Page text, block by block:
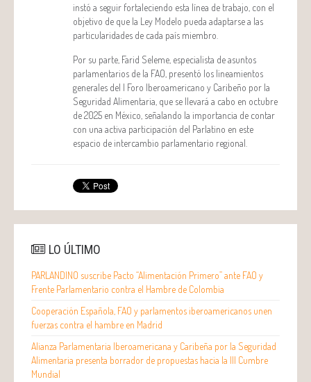
instó a seguir fortaleciendo esta línea de trabajo, con el
objetivo de que la Ley Modelo pueda adaptarse a las
particularidades de cada país miembro.
Por su parte, Farid Seleme, especialista de asuntos
parlamentarios de la FAO, presentó los lineamientos
generales del I Foro Iberoamericano y Caribeño por la
Seguridad Alimentaria, que se llevará a cabo en octubre
de 2025 en México, señalando la importancia de contar
con una activa participación del Parlatino en este
espacio de intercambio parlamentario regional.
LO ÚLTIMO
PARLANDINO suscribe Pacto “Alimentación Primero” ante FAO y
Frente Parlamentario contra el Hambre de Colombia
Cooperación Española, FAO y parlamentos iberoamericanos unen
fuerzas contra el hambre en Madrid
Alianza Parlamentaria Iberoamericana y Caribeña por la Seguridad
Alimentaria presenta borrador de propuestas hacia la III Cumbre
Mundial